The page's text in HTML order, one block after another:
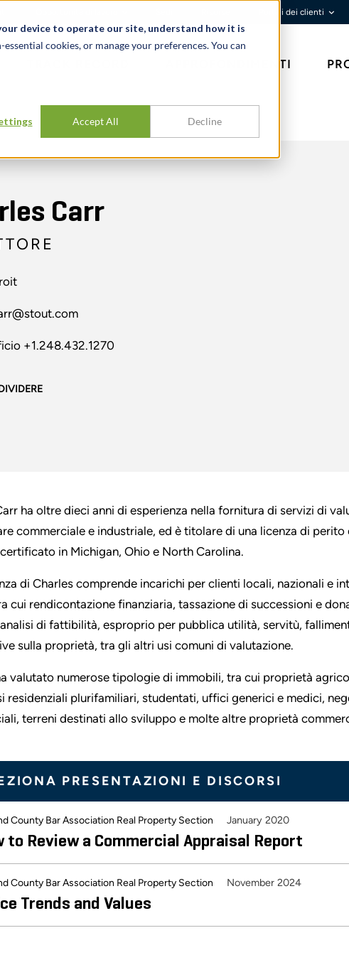
device to operate our site, understand how it is
cookies, or manage your preferences. You can
Accept All Decline
Portali dei clienti
APPROFONDIMENTI
Carr
+1.248.432.1270
ha oltre dieci anni di esperienza nella fornitura di servizi di
commerciale e industriale, ed è titolare di una licenza di
in Michigan, Ohio e North Carolina.
di Charles comprende incarichi per clienti locali, nazionali e
cui rendicontazione finanziaria, tassazione di successioni e
di fattibilità, esproprio per pubblica utilità, servitù,
sulla proprietà, tra gli altri usi comuni di valutazione.
valutato numerose tipologie di immobili, tra cui proprietà
residenziali plurifamiliari, studentati, uffici generici e medici,
terreni destinati allo sviluppo e molte altre proprietà
PRESENTAZIONI E DISCORSI
County Bar Association Real Property Section January 2020
to Review a Commercial Appraisal Report
County Bar Association Real Property Section November 2024
Trends and Values